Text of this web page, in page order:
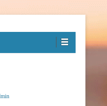
法人ハートフルボ
イス